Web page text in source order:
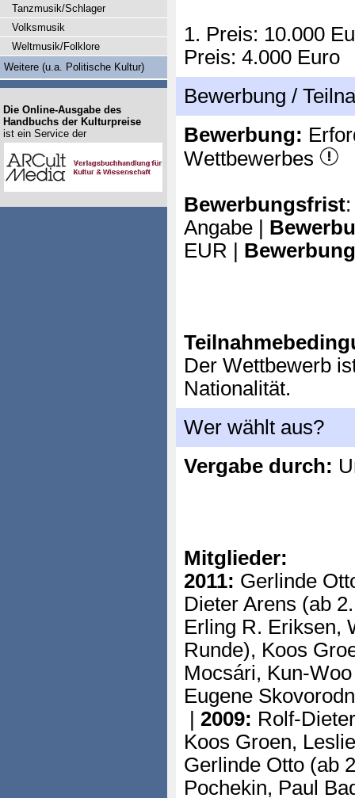
1. Preis: 10.000
Preis: 4.000 Euro
Bewerbung /
Bewerbung:
Wettbewerbes
Bewerbungsfrist
Angabe |
EUR |
Der Wettbewerb
Nationalität.
Wer wählt aus?
Vergabe durch:
Mitglieder:
2011: Gerlinde
Dieter Arens (ab
Erling R. Eriksen,
Runde), Koos
Mocsári, Kun-
Eugene
2009: Rolf-
Koos Groen,
Gerlinde Otto (ab
Pochekin, Paul
Tanzmusik/Schlager
Volksmusik
Weltmusik/Folklore
Weitere (u.a. Politische Kultur)
Die Online-Ausgabe des
Handbuchs der Kulturpreise
ist ein Service der